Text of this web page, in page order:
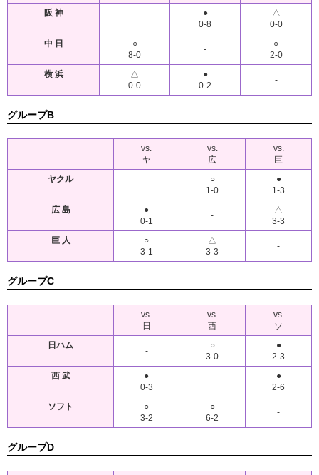
阪 神
-
●
0-8
△
0-0
中 日
○
8-0
-
○
2-0
横 浜
△
0-0
●
0-2
-
グループB
vs.
ヤ
vs.
広
vs.
巨
ヤクル
-
○
1-0
●
1-3
広 島
●
0-1
-
△
3-3
巨 人
○
3-1
△
3-3
-
グループC
vs.
日
vs.
西
vs.
ソ
日ハム
-
○
3-0
●
2-3
西 武
●
0-3
-
●
2-6
ソフト
○
3-2
○
6-2
-
グループD